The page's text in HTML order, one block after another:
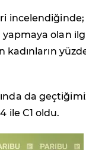
yapmaya olan
da
ile C1 oldu.